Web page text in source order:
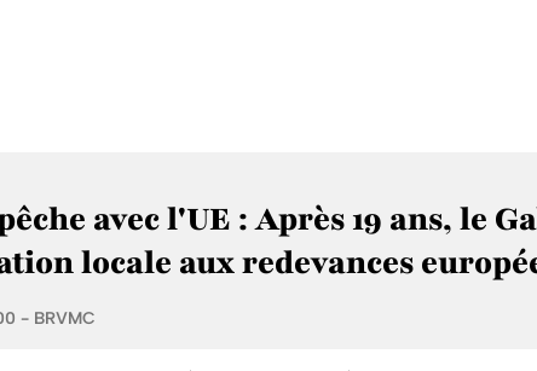
avec l'UE : Après 19 ans, le
locale aux redevances
- BRVMC